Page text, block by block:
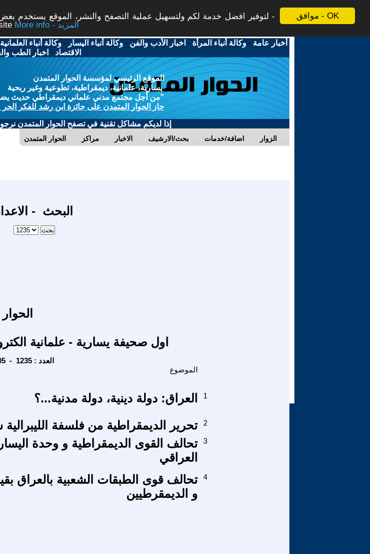
موافق - OK
لتوفير افضل خدمة لكم ولتسهيل عملية التصفح والنشر، الموقع يستخدم
More info - المزيد
أخبار عامة -وكالة أنباء المرأة - اخبار الأدب والفن -وكالة أنباء اليسار -وكالة أنباء العلمانية
الاقتصاد - اخبار الطب
الموقع الرئيسي لمؤسسة الحوار المتمدن
يسارية، علمانية، ديمقراطية، تطوعية وغير ربحية
"من أجل مجتمع مدني علماني ديمقراطي حديث يضمن
حاز الحوار المتمدن على جائزة ابن رشد للفكر الحر
إذا لديكم مشاكل تقنية في تصفح الحوار المتمدن نرجو
الحوار المتمدن مراكز الاخبار بحث/الارشيف اضافة/خدمات الزوار
البحث -
اول صحيفة يسارية - علمانية
Tuesday - 6/21/2005 - العدد : 1235
الموضوع
العراق: دولة دينية، دولة مدنية...؟ 1
تحرير الديمقراطية من فلسفة 2
تحالف القوى الديمقراطية و وحدة
العراقي
3
تحالف قوى الطبقات الشعبية بالعراق
و الديمقرطيين
4